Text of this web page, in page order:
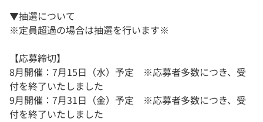
▼抽選について
※定員超過の場合は抽選を行います※
【応募締切】
8月開催：7月15日（水）予定 ※応募者多数につき、受
付を終了いたしました
9月開催：7月31日（金）予定 ※応募者多数につき、受
付を終了いたしました